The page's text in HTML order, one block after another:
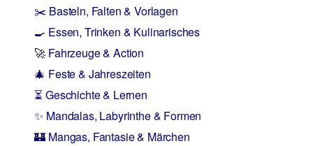
✂️ Basteln, Falten & Vorlagen
🍳 Essen, Trinken & Kulinarisches
🚀 Fahrzeuge & Action
🎄 Feste & Jahreszeiten
⏳ Geschichte & Lernen
✨ Mandalas, Labyrinthe & Formen
🏰 Mangas, Fantasie & Märchen